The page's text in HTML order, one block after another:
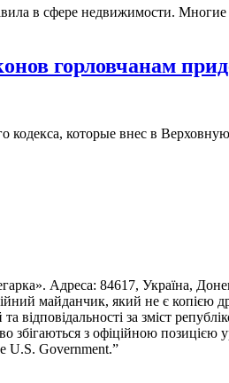
в сфере недвижимости.
горловчанам
которые внес в
Адреса: 84617, Україна,
майданчик, який не є копією
відповідальності за зміст
збігаються з офіційною
U.S. Government.”